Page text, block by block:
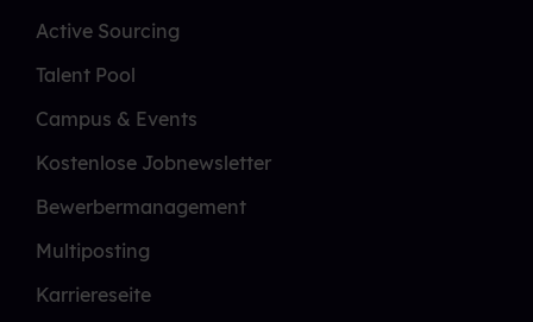
Active Sourcing
Talent Pool
Campus & Events
Kostenlose Jobnewsletter
Bewerbermanagement
Multiposting
Karriereseite